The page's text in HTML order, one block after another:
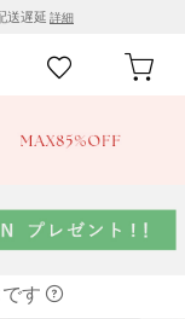
送遅延 詳細
です